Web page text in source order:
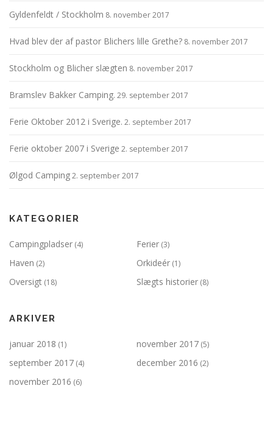
Gyldenfeldt / Stockholm 8. november 2017
Hvad blev der af pastor Blichers lille Grethe? 8. november 2017
Stockholm og Blicher slægten 8. november 2017
Bramslev Bakker Camping. 29. september 2017
Ferie Oktober 2012 i Sverige. 2. september 2017
Ferie oktober 2007 i Sverige 2. september 2017
Ølgod Camping2. september 2017
KATEGORIER
Campingpladser (4) Ferier (3)
Haven (2) Orkideér (1)
Oversigt (18) Slægts historier (8)
ARKIVER
januar 2018 (1) november 2017 (5)
september 2017 (4) december 2016 (2)
november 2016 (6)